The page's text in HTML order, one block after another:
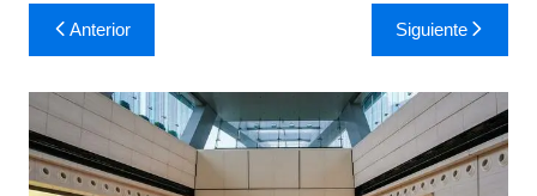
Navegación
de
entradas
Anterior Siguiente